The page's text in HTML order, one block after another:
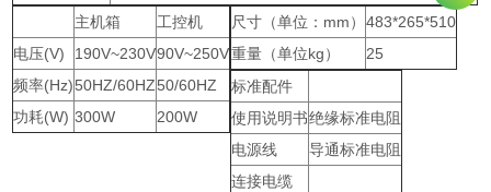
主机箱
工控机
电压(V)
190V~230V90V~250V
频率(Hz)50HZ/60HZ50/60HZ
功耗(W) 300W 200W
尺寸（单位：mm） 483*265*510
重量（单位kg）
25
标准配件
使用说明书绝缘标准电阻
电源线
导通标准电阻
连接电缆